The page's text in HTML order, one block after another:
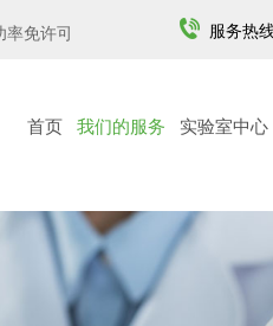
许可频段... 越南MST发布6
服务热
首页 我们的服务 实验室中心